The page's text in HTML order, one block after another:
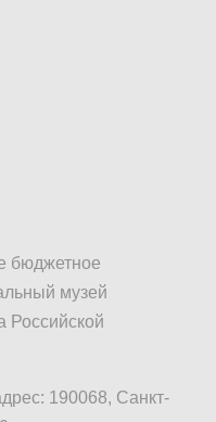
бюджетное
музей
Российской
190068, Санкт-